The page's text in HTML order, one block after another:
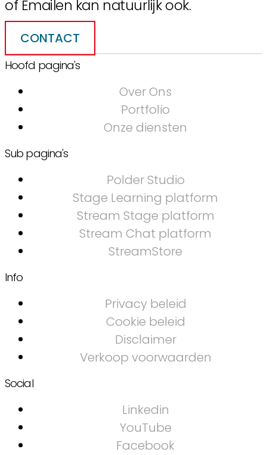
of Emailen kan natuurlijk ook.
CONTACT
Hoofd pagina's
Over Ons
Portfolio
Onze diensten
Sub pagina's
Polder Studio
Stage Learning platform
Stream Stage platform
Stream Chat platform
StreamStore
Info
Privacy beleid
Cookie beleid
Disclaimer
Verkoop voorwaarden
Social
Linkedin
YouTube
Facebook